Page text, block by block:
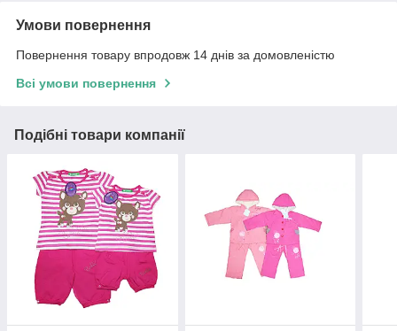
Умови повернення
Повернення товару впродовж 14 днів за домовленістю
Всі умови повернення
Подібні товари компанії